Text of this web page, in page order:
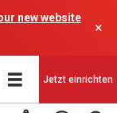
new website
×
Jetzt einrichten